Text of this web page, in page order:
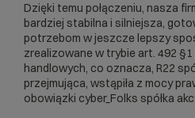
Dzięki temu połączeniu, nasza
bardziej stabilna i silniejsza,
potrzebom w jeszcze lepszy
zrealizowane w trybie art. 492 §1
handlowych, co oznacza, R22
przejmująca, wstąpiła z mocy
obowiązki cyber_Folks spółka